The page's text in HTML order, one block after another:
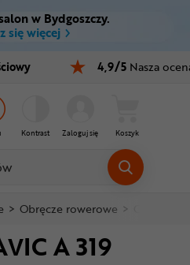
Ctrl M
informacje
w Bydgoszczy.
się więcej
4,9/5 Nasza
Kontrast Zaloguj się Koszyk
> Obręcze rowerowe >
A 319